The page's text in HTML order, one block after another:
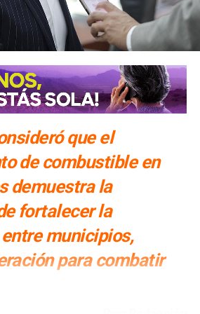
en SLP han sido cesados por
la lactancia materna
que el
de combustible en
demuestra la
fortalecer la
municipios,
para combatir